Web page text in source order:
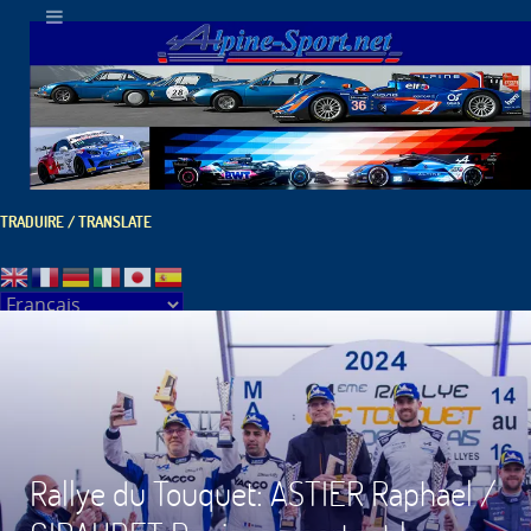
TRADUIRE / TRANSLATE
Rallye du Touquet: ASTIER Raphael /